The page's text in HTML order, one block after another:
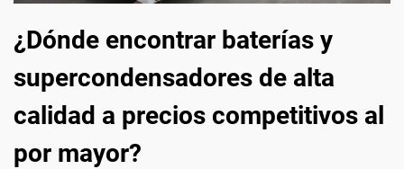
¿Dónde encontrar baterías y
supercondensadores de alta
calidad a precios competitivos al
por mayor?